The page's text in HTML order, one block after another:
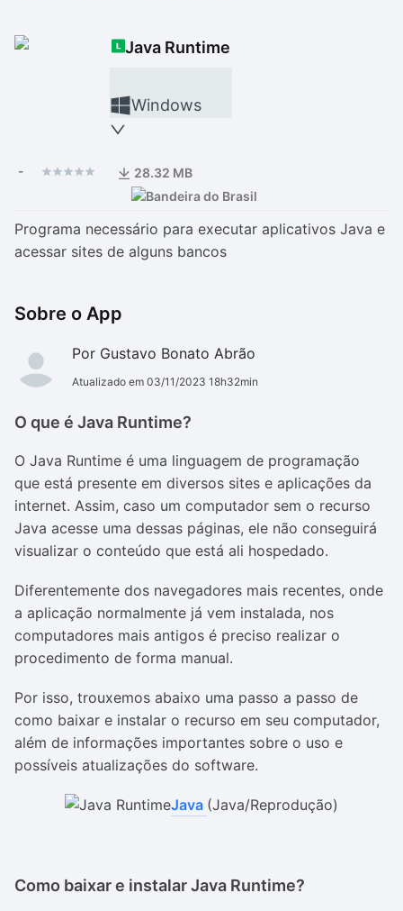
Java Runtime
Windows
- 28.32 MB
Programa necessário para executar aplicativos Java e
acessar sites de alguns bancos
Sobre o App
Por Gustavo Bonato Abrão
Atualizado em 03/11/2023 18h32min
O que é Java Runtime?
O Java Runtime é uma linguagem de programação
que está presente em diversos sites e aplicações da
internet. Assim, caso um computador sem o recurso
Java acesse uma dessas páginas, ele não conseguirá
visualizar o conteúdo que está ali hospedado.
Diferentemente dos navegadores mais recentes, onde
a aplicação normalmente já vem instalada, nos
computadores mais antigos é preciso realizar o
procedimento de forma manual.
Por isso, trouxemos abaixo uma passo a passo de
como baixar e instalar o recurso em seu computador,
além de informações importantes sobre o uso e
possíveis atualizações do software.
Java (Java/Reprodução)
Como baixar e instalar Java Runtime?